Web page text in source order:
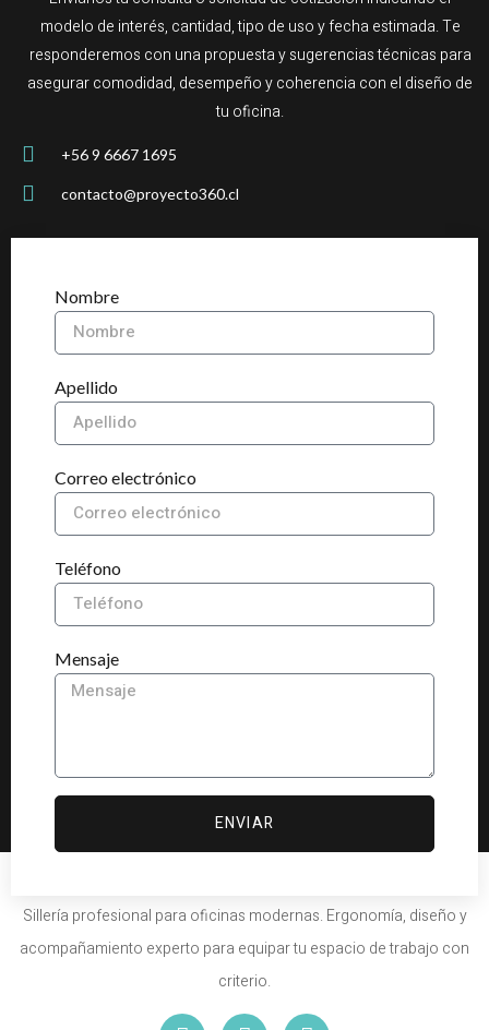
modelo de interés, cantidad, tipo de uso y fecha estimada. Te
responderemos con una propuesta y sugerencias técnicas para
asegurar comodidad, desempeño y coherencia con el diseño de
tu oficina.
+56 9 6667 1695
contacto@proyecto360.cl
Nombre
Apellido
Correo electrónico
Teléfono
Mensaje
ENVIAR
Sillería profesional para oficinas modernas. Ergonomía, diseño y
acompañamiento experto para equipar tu espacio de trabajo con
criterio.